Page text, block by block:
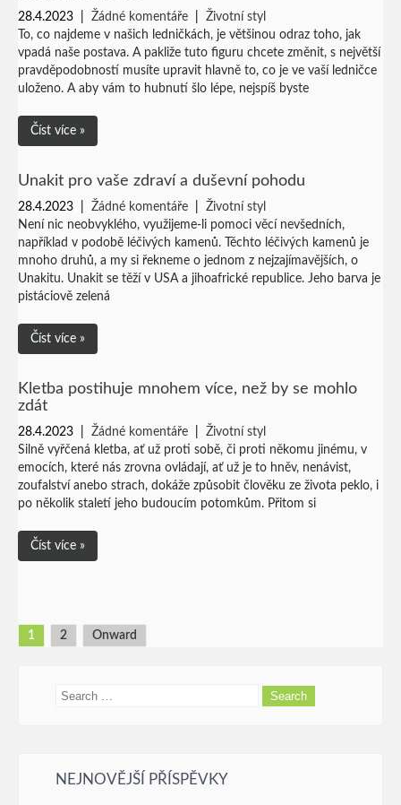
28.4.2023 Žádné komentáře
Životní styl
To, co najdeme v našich ledničkách, je většinou odraz toho, jak
vpadá naše postava. A pakliže tuto figuru chcete změnit, s největší
pravděpodobností musíte upravit hlavně to, co je ve vaší ledničce
uloženo. A aby vám to hubnutí šlo lépe, nejspíš byste
Číst více »
Unakit pro vaše zdraví a duševní pohodu
28.4.2023 Žádné komentáře
Životní styl
Není nic neobvyklého, využijeme-li pomoci věcí nevšedních,
například v podobě léčivých kamenů. Těchto léčivých kamenů je
mnoho druhů, a my si řekneme o jednom z nejzajímavějších, o
Unakitu. Unakit se těží v USA a jihoafrické republice. Jeho barva je
pistáciově zelená
Číst více »
Kletba postihuje mnohem více, než by se mohlo
zdát
28.4.2023 Žádné komentáře
Životní styl
Silně vyřčená kletba, ať už proti sobě, či proti někomu jinému, v
emocích, které nás zrovna ovládají, ať už je to hněv, nenávist,
zoufalství anebo strach, dokáže způsobit člověku ze života peklo, i
po několik staletí jeho budoucím potomkům. Přitom si
Číst více »
1 2 Onward
NEJNOVĚJŠÍ PŘÍSPĚVKY